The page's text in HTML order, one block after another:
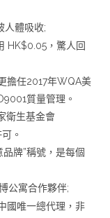
人體吸收;
HK$0.05，驚人回
擔任2017年WQA美
質量管理。
衛生基金會
。
牌”稱號，是每個
公寓合作夥伴;
國唯一總代理，非